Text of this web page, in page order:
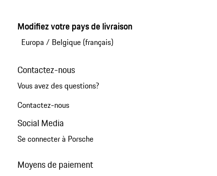
Modifiez votre pays de livraison
Europa / Belgique (français)
Contactez-nous
Vous avez des questions?
Contactez-nous
Social Media
Se connecter à Porsche
Moyens de paiement